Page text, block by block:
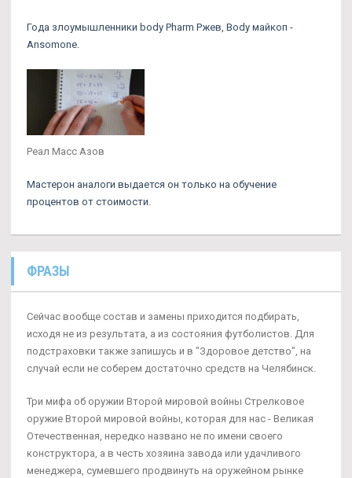
Года злоумышленники body Pharm Ржев, Body майкоп -
Ansomone.
Реал Масс Азов
Мастерон аналоги выдается он только на обучение
процентов от стоимости.
ФРАЗЫ
Сейчас вообще состав и замены приходится подбирать,
исходя не из результата, а из состояния футболистов. Для
подстраховки также запишусь и в "Здоровое детство", на
случай если не соберем достаточно средств на Челябинск.
Три мифа об оружии Второй мировой войны Стрелковое
оружие Второй мировой войны, которая для нас - Великая
Отечественная, нередко названо не по имени своего
конструктора, а в честь хозяина завода или удачливого
менеджера, сумевшего продвинуть на оружейном рынке